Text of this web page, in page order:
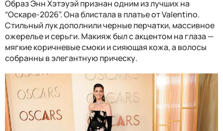
Образ Энн Хэтэуэй признан одним из лучших на
“Оскаре-2026”. Она блистала в платье от Valentino.
Стильный лук дополнили черные перчатки, массивное
ожерелье и серьги. Макияж был с акцентом на глаза —
мягкие коричневые смоки и сияющая кожа, а волосы
собранны в элегантную прическу.